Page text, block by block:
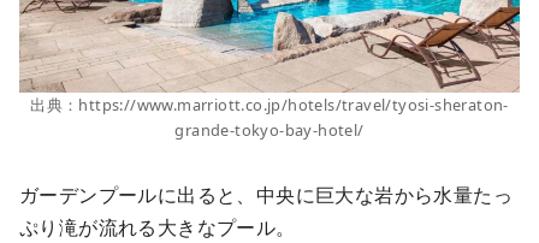
出典：https://www.marriott.co.jp/hotels/travel/tyosi-sheraton-
grande-tokyo-bay-hotel/
ガーデンプールに出ると、中央に巨大な岩から水量たっ
ぷり滝が流れる大きなプール。